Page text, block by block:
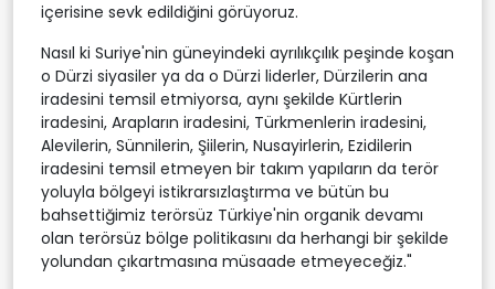
içerisine sevk edildiğini görüyoruz.
Nasıl ki Suriye'nin güneyindeki ayrılıkçılık peşinde koşan
o Dürzi siyasiler ya da o Dürzi liderler, Dürzilerin ana
iradesini temsil etmiyorsa, aynı şekilde Kürtlerin
iradesini, Arapların iradesini, Türkmenlerin iradesini,
Alevilerin, Sünnilerin, Şiilerin, Nusayirlerin, Ezidilerin
iradesini temsil etmeyen bir takım yapıların da terör
yoluyla bölgeyi istikrarsızlaştırma ve bütün bu
bahsettiğimiz terörsüz Türkiye'nin organik devamı
olan terörsüz bölge politikasını da herhangi bir şekilde
yolundan çıkartmasına müsaade etmeyeceğiz."